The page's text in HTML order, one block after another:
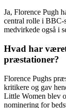
Ja, Florence Pugh
central rolle i
medvirkede også i
Hvad har
præstationer?
Florence Pughs
kritikere og gav
Little Women blev
nominering for